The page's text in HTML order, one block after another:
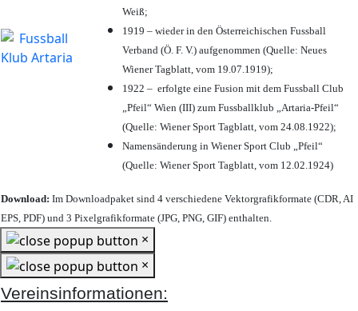
Weiß;
1919 – wieder in den Österreichischen Fussball
Verband (Ö. F. V.) aufgenommen (Quelle: Neues
Wiener Tagblatt, vom 19.07.1919);
1922 – erfolgte eine Fusion mit dem Fussball Club
„Pfeil“ Wien (III) zum Fussballklub „Artaria-Pfeil“
(Quelle: Wiener Sport Tagblatt, vom 24.08.1922);
Namensänderung in Wiener Sport Club „Pfeil“
(Quelle: Wiener Sport Tagblatt, vom 12.02.1924)
Download: Im Downloadpaket sind 4 verschiedene Vektorgrafikformate (CDR, AI
EPS, PDF) und 3 Pixelgrafikformate (JPG, PNG, GIF) enthalten.
×
×
Vereinsinformationen: